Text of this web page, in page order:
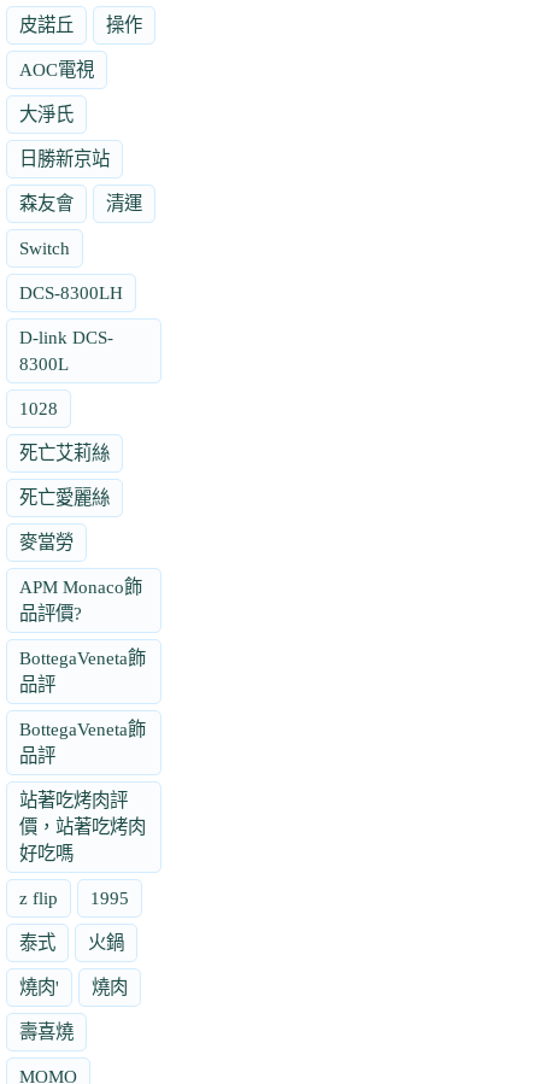
皮諾丘 操作
AOC電視
大淨氏
日勝新京站
森友會 清運
Switch
DCS-8300LH
D-link DCS-
8300L
1028
死亡艾莉絲
死亡愛麗絲
麥當勞
APM Monaco飾
品評價?
BottegaVeneta飾
品評
BottegaVeneta飾
品評
站著吃烤肉評
價，站著吃烤肉
好吃嗎
z flip 1995
泰式 火鍋
燒肉' 燒肉
壽喜燒
MOMO